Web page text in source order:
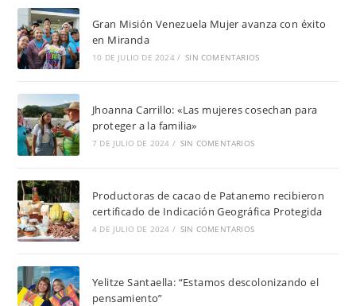
Gran Misión Venezuela Mujer avanza con éxito
en Miranda
10 DE JULIO DE 2024 / SIN COMENTARIOS
Jhoanna Carrillo: «Las mujeres cosechan para
proteger a la familia»
7 DE JULIO DE 2024 / SIN COMENTARIOS
Productoras de cacao de Patanemo recibieron
certificado de Indicación Geográfica Protegida
4 DE JULIO DE 2024 / SIN COMENTARIOS
Yelitze Santaella: “Estamos descolonizando el
pensamiento”